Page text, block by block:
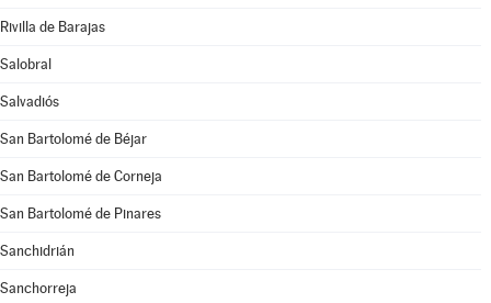
Rivilla de Barajas
Salobral
Salvadiós
San Bartolomé de Béjar
San Bartolomé de Corneja
San Bartolomé de Pinares
Sanchidrián
Sanchorreja